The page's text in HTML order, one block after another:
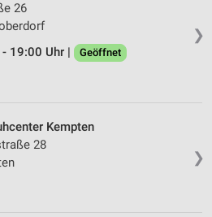
❯
26
19:00 Uhr |
Geöffnet
❯
Kempten
28